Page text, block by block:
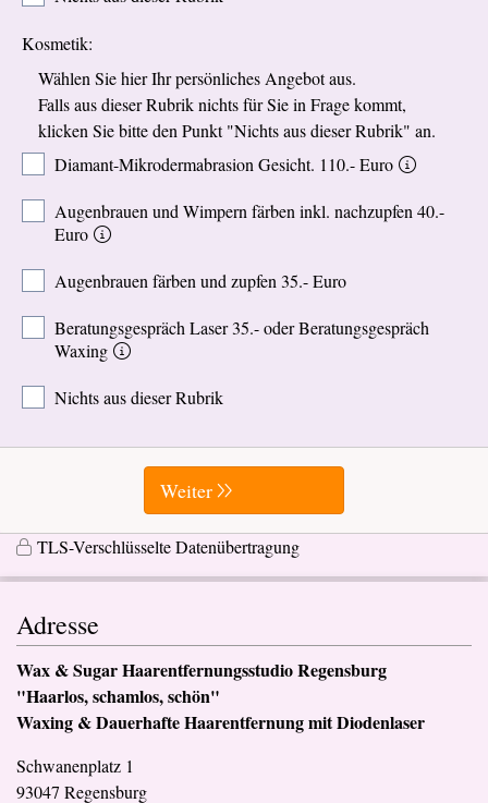
Kosmetik:
Wählen Sie hier Ihr persönliches Angebot aus.
Falls aus dieser Rubrik nichts für Sie in Frage kommt,
klicken Sie bitte den Punkt "Nichts aus dieser Rubrik" an.
Diamant-Mikrodermabrasion Gesicht. 110.- Euro
Augenbrauen und Wimpern färben inkl. nachzupfen 40.-
Euro
Augenbrauen färben und zupfen 35.- Euro
Beratungsgespräch Laser 35.- oder Beratungsgespräch
Waxing
Nichts aus dieser Rubrik
Weiter
TLS-Verschlüsselte Datenübertragung
Adresse
Wax & Sugar Haarentfernungsstudio Regensburg
"Haarlos, schamlos, schön"
Waxing & Dauerhafte Haarentfernung mit Diodenlaser
Schwanenplatz 1
93047 Regensburg